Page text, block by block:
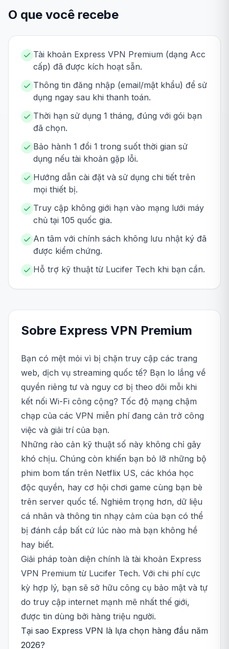
O que você recebe
Tài khoản Express VPN Premium (dạng Acc
cấp) đã được kích hoạt sẵn.
Thông tin đăng nhập (email/mật khẩu) để sử
dụng ngay sau khi thanh toán.
Thời hạn sử dụng 1 tháng, đúng với gói bạn
đã chọn.
Bảo hành 1 đổi 1 trong suốt thời gian sử
dụng nếu tài khoản gặp lỗi.
Hướng dẫn cài đặt và sử dụng chi tiết trên
mọi thiết bị.
Truy cập không giới hạn vào mạng lưới máy
chủ tại 105 quốc gia.
An tâm với chính sách không lưu nhật ký đã
được kiểm chứng.
Hỗ trợ kỹ thuật từ Lucifer Tech khi bạn cần.
Sobre Express VPN Premium
Bạn có mệt mỏi vì bị chặn truy cập các trang
web, dịch vụ streaming quốc tế? Bạn lo lắng về
quyền riêng tư và nguy cơ bị theo dõi mỗi khi
kết nối Wi-Fi công cộng? Tốc độ mạng chậm
chạp của các VPN miễn phí đang cản trở công
việc và giải trí của bạn.
Những rào cản kỹ thuật số này không chỉ gây
khó chịu. Chúng còn khiến bạn bỏ lỡ những bộ
phim bom tấn trên Netflix US, các khóa học
độc quyền, hay cơ hội chơi game cùng bạn bè
trên server quốc tế. Nghiêm trọng hơn, dữ liệu
cá nhân và thông tin nhạy cảm của bạn có thể
bị đánh cắp bất cứ lúc nào mà bạn không hề
hay biết.
Giải pháp toàn diện chính là tài khoản Express
VPN Premium từ Lucifer Tech. Với chi phí cực
kỳ hợp lý, bạn sẽ sở hữu công cụ bảo mật và tự
do truy cập internet mạnh mẽ nhất thế giới,
được tin dùng bởi hàng triệu người.
Tại sao Express VPN là lựa chọn hàng đầu năm
2026?